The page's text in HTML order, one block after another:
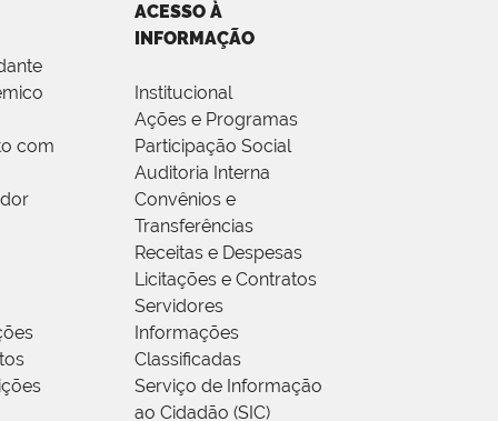
com
ACESSO À
INFORMAÇÃO
Institucional
Ações e Programas
Participação Social
Auditoria Interna
Convênios e
Transferências
Receitas e Despesas
Licitações e Contratos
Servidores
Informações
Classificadas
Serviço de Informação
ao Cidadão (SIC)